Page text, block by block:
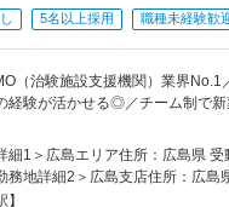
の流れ】
月目
お、資格取得のための費用は当
目
けながら日勤・夜勤両方の介護現
5名以上採用 職種未経験歓
治験施設支援機関）業界No.1
経験が活かせる◎／チーム制で
験コーディネーターとは？】
ニックを訪問して、患者様や医師
細1＞広島エリア住所：広島県
務地詳細2＞広島支店住所：広島
町NKビル 4階勤務地最寄駅：広
】